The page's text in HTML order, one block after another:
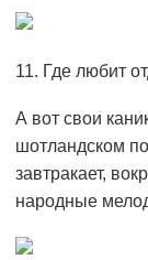
11. Где любит
А вот свои
шотландском
завтракает,
народные